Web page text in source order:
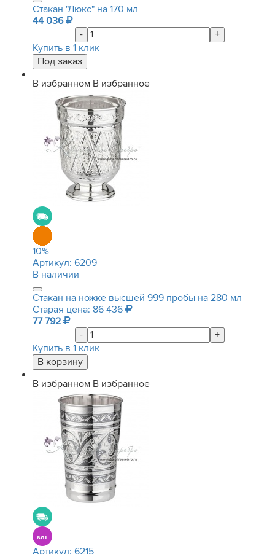
Стакан "Люкс" на 170 мл
44 036
-
+
Купить в 1 клик
В избранном В избранное
10%
Артикул: 6209
В наличии
Стакан на ножке высшей 999 пробы на 280 мл
Старая цена: 86 436
77 792
-
+
Купить в 1 клик
В избранном В избранное
Артикул: 6215